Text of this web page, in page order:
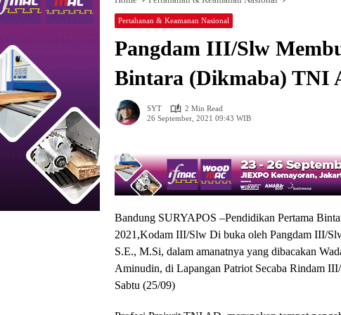
Pertahanan & Keamanan Nasional
Pangdam III/Slw
Bintara (Dikmaba) TNI
SYT
2 Min Read
26 September, 2021 09:43 WIB
Bandung SURYAPOS –Pendidikan Pertama
2021,Kodam III/Slw Di buka oleh Pangdam III/
S.E., M.Si, dalam amanatnya yang dibacakan
Aminudin, di Lapangan Patriot Secaba Rindam
Sabtu (25/09)